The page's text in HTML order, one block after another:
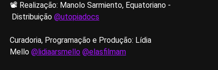
📽️ Realização: Manolo Sarmiento, Equatoriano -
Distribuição @utopiadocs
Curadoria, Programação e Produção: Lídia
Mello @lidiaarsmello @elasfilmam